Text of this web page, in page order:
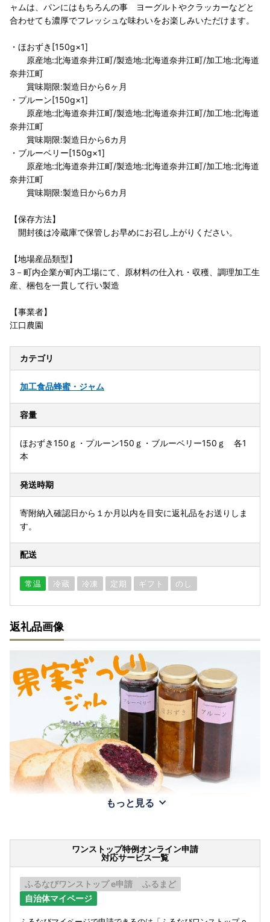
ャムは、パンにはもちろんの事 ヨーグルトやクラッカーなどと
合わせても濃厚でフレッシュな味わいをお楽しみいただけます。
・ほおずき[150g×1]
原産地:北海道奈井江町/製造地:北海道奈井江町/加工地:北海道
奈井江町
賞味期限:製造日から6ヶ月
・プルーン[150g×1]
原産地:北海道奈井江町/製造地:北海道奈井江町/加工地:北海道
奈井江町
賞味期限:製造日から6カ月
・ブルーベリー[150g×1]
原産地:北海道奈井江町/製造地:北海道奈井江町/加工地:北海道
奈井江町
賞味期限:製造日から6カ月
【保存方法】
開封後は冷蔵庫で保管しお早めにお召し上がりください。
【地場産品類型】
3－町内企業が町内工場にて、原材料の仕入れ・収穫、調理加工生
産、梱包を一貫して行い製造
【事業者】
江口農園
カテゴリ
加工食品蜂蜜・ジャム
容量
ほおずき150ｇ・プルーン150ｇ・ブルーベリー150ｇ 各1
本
発送時期
寄附納入確認日から１か月以内を目安に返礼品をお送りしま
す。
配送
常温 冷蔵 冷凍 定期 ギフト のし
返礼品画像
もっと見る
ワンストップ特例オンライン申請
対応サービス一覧
ふるなびワンストップ e申請
ふるまど
自治体マイページ